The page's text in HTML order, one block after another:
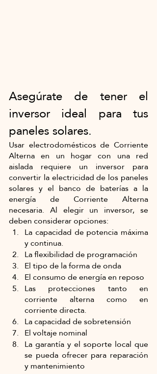
Asegúrate de tener el
inversor ideal para tus
paneles solares.
Usar electrodomésticos de Corriente
Alterna en un hogar con una red
aislada requiere un inversor para
convertir la electricidad de los paneles
solares y el banco de baterías a la
energía de Corriente Alterna
necesaria. Al elegir un inversor, se
deben considerar opciones:
La capacidad de potencia máxima
y continua.
La flexibilidad de programación
El tipo de la forma de onda
El consumo de energía en reposo
Las protecciones tanto en
corriente alterna como en
corriente directa.
La capacidad de sobretensión
El voltaje nominal
La garantía y el soporte local que
se pueda ofrecer para reparación
y mantenimiento